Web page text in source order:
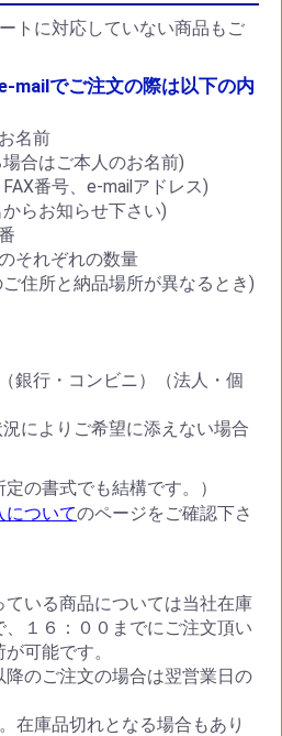
トに対応していない商品もご
mailでご注文の際は以下の内
名前
合はご本人のお名前)
番号、e-mailアドレス)
らお知らせ下さい)
それぞれの数量
住所と納品場所が異なるとき)
銀行・コンビニ）（法人・個
によりご希望に添えない場合
定の書式でも結構です。）
についてのページをご確認下さ
いる商品については当社在庫
１６：００までにご注文頂い
可能です。
のご注文の場合は翌営業日の
在庫品切れとなる場合もあり